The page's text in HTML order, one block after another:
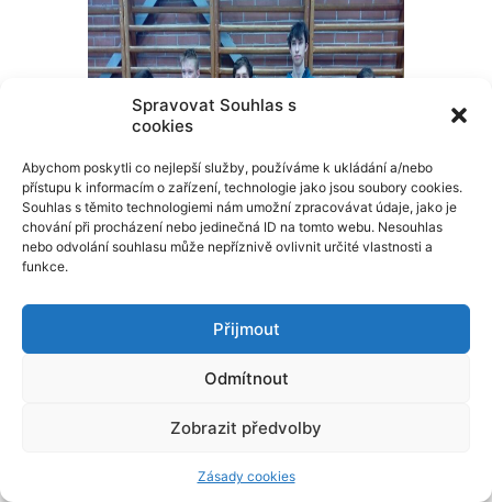
Spravovat Souhlas s
cookies
Abychom poskytli co nejlepší služby, používáme k ukládání a/nebo
přístupu k informacím o zařízení, technologie jako jsou soubory cookies.
Souhlas s těmito technologiemi nám umožní zpracovávat údaje, jako je
chování při procházení nebo jedinečná ID na tomto webu. Nesouhlas
nebo odvolání souhlasu může nepříznivě ovlivnit určité vlastnosti a
funkce.
Přijmout
Odmítnout
Zobrazit předvolby
Zásady cookies